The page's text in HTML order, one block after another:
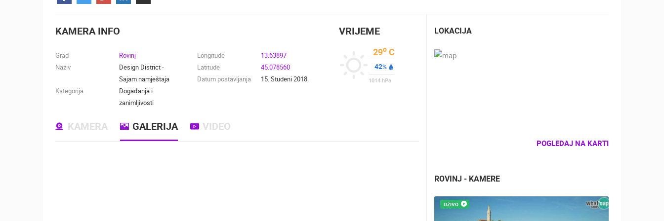
NAMA,
NAGRADE I
DONACIJE
KAMERE
KAMERA INFO
Grad
Rovinj
Naziv
Design District -
Sajam namještaja
Kategorija
Događanja i
zanimljivosti
Longitude
13.63897
Latitude
45.078560
Datum postavljanja
15. Studeni 2018.
VRIJEME
29o C
42%
1014 hPa
KAMERA GALERIJA VIDEO
LOKACIJA
POGLEDAJ NA KARTI
ROVINJ - KAMERE
UŽIVO